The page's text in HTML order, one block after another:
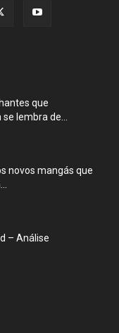
que
lembra de...
novos mangás que
– Análise